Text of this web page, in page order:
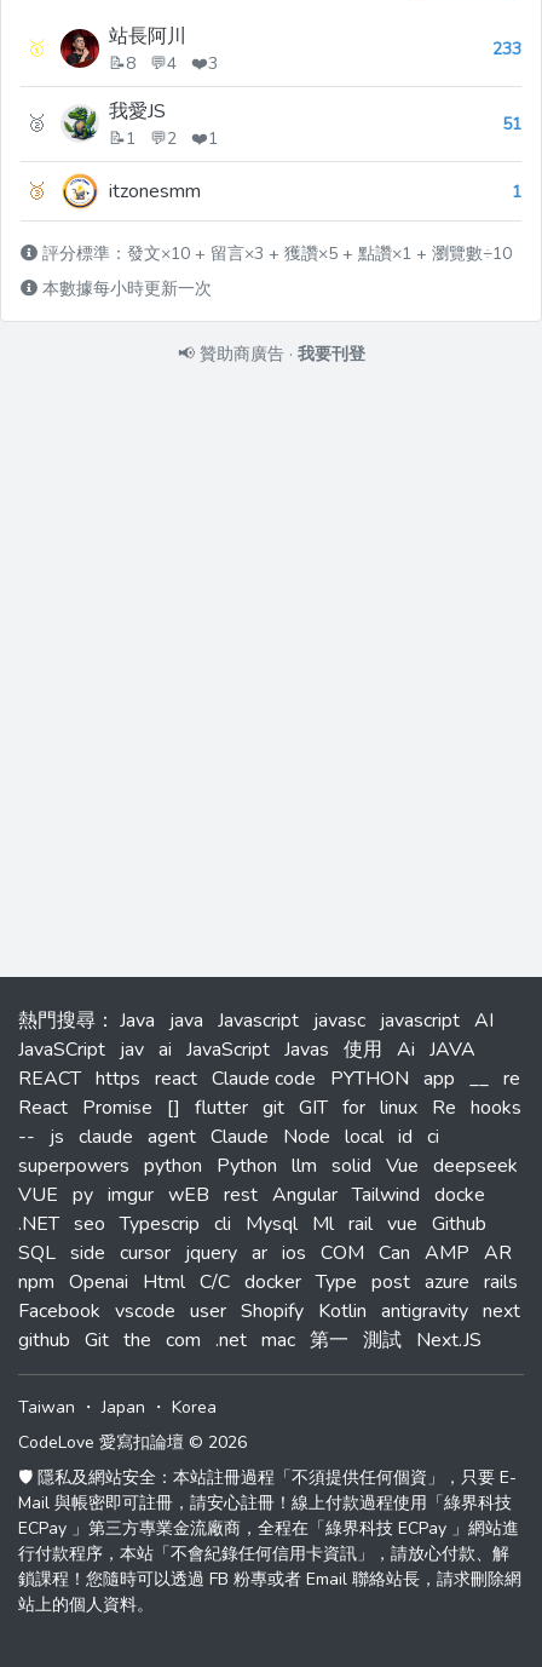
🥇 站長阿川
📝8 💬4 ❤️3
233
🥈 我愛JS
📝1 💬2 ❤️1
51
🥉 itzonesmm 1
評分標準：發文×10 + 留言×3 + 獲讚×5 + 點讚×1 + 瀏覽數÷10
本數據每小時更新一次
📢 贊助商廣告 · 我要刊登
熱門搜尋 ： Java java Javascript javasc javascript AI
JavaSCript jav ai JavaScript Javas 使用 Ai JAVA
REACT https react Claude code PYTHON app __ re
React Promise [] flutter git GIT for linux Re hooks
--
js claude agent Claude Node local id ci
superpowers python Python llm solid Vue deepseek
VUE py imgur wEB rest Angular Tailwind docke
.NET seo Typescrip cli Mysql Ml rail vue Github
SQL side cursor jquery ar ios COM Can AMP AR
npm Openai Html C/C docker Type post azure rails
Facebook vscode user Shopify Kotlin antigravity next
github Git the com .net mac 第一 測試 Next.JS
Taiwan ・Japan ・ Korea
CodeLove 愛寫扣論壇 © 2026
🛡️ 隱私及網站安全：本站註冊過程「不須提供任何個資」，只要 E-
Mail 與帳密即可註冊，請安心註冊！線上付款過程使用「綠界科技
ECPay 」第三方專業金流廠商，全程在「綠界科技 ECPay 」網站進
行付款程序，本站「不會紀錄任何信用卡資訊」，請放心付款、解
鎖課程！您隨時可以透過 FB 粉專或者 Email 聯絡站長，請求刪除網
站上的個人資料。